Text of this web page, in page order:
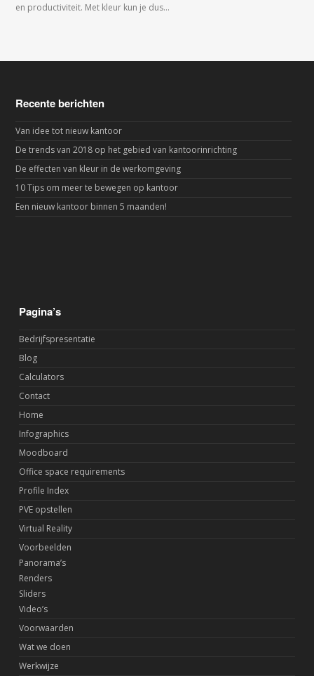
en productiviteit. Met kleur kun je dus…
Recente berichten
Van idee tot nieuw kantoor
De trends van 2018 op het gebied van kantoorinrichting
De effecten van kleur in de werkomgeving
10 Tips om meer te bewegen op kantoor
Een nieuw kantoor binnen 5 maanden!
Pagina’s
Bedrijfspresentatie
Blog
Calculators
Contact
Home
Infographics
Moodboard
Office space requirements
Profile Index
PVE opstellen
Virtual Reality
Voorbeelden
Panorama’s
Renders
Sliders
Video’s
Voorwaarden
Wat we doen
Werkwijze